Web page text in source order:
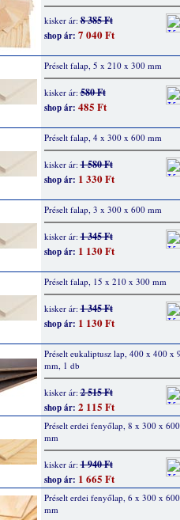
kisker ár:8 385 Ft
shop ár: 7 040 Ft
Préselt falap, 5 x 210 x 300 mm
kisker ár:580 Ft
shop ár: 485 Ft
Préselt falap, 4 x 300 x 600 mm
kisker ár:1 580 Ft
shop ár: 1 330 Ft
Préselt falap, 3 x 300 x 600 mm
kisker ár:1 345 Ft
shop ár: 1 130 Ft
Préselt falap, 15 x 210 x 300 mm
kisker ár:1 345 Ft
shop ár: 1 130 Ft
Préselt eukaliptusz lap, 400 x 400 x 9
mm, 1 db
kisker ár:2 515 Ft
shop ár: 2 115 Ft
Préselt erdei fenyőlap, 8 x 300 x 600
mm
kisker ár:1 940 Ft
shop ár: 1 665 Ft
Préselt erdei fenyőlap, 6 x 300 x 600
mm